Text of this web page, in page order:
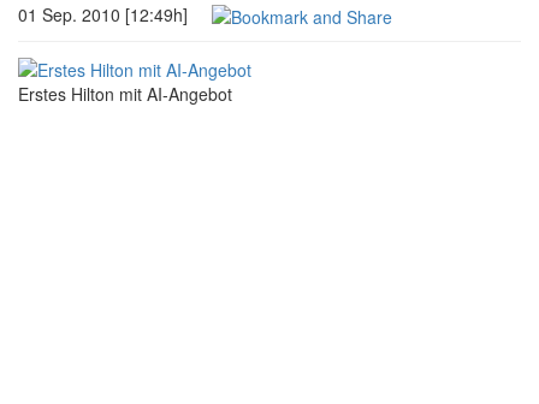
01 Sep. 2010 [12:49h]
Erstes Hilton mit AI-Angebot